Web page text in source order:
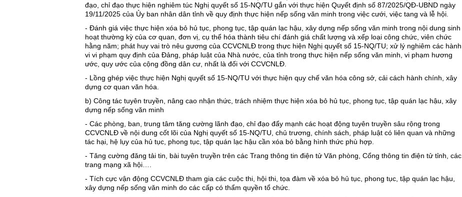
đạo, chỉ đạo thực hiện nghiêm túc Nghị quyết số 15-NQ/TU gắn với thực hiện Quyết định số 87/2025/QĐ-UBND ngày
19/11/2025 của Ủy ban nhân dân tỉnh về quy định thực hiện nếp sống văn minh trong việc cưới, việc tang và lễ hội.
- Đánh giá việc thực hiện xóa bỏ hủ tục, phong tục, tập quán lạc hậu, xây dựng nếp sống văn minh trong nội dung sinh
hoạt thường kỳ của cơ quan, đơn vị, cụ thể hóa thành tiêu chí đánh giá chất lượng và xếp loại công chức, viên chức
hằng năm; phát huy vai trò nêu gương của CCVCNLĐ trong thực hiện Nghị quyết số 15-NQ/TU; xử lý nghiêm các hành
vi vi phạm quy định của Đảng, pháp luật của Nhà nước, của tỉnh trong thực hiện nếp sống văn minh, vi phạm hương
ước, quy ước của cộng đồng dân cư, nhất là đối với CCVCNLĐ.
- Lồng ghép việc thực hiện Nghị quyết số 15-NQ/TU với thực hiện quy chế văn hóa công sở, cải cách hành chính, xây
dựng cơ quan văn hóa.
b) Công tác tuyên truyền, nâng cao nhận thức, trách nhiệm thực hiện xóa bỏ hủ tục, phong tục, tập quán lạc hậu, xây
dựng nếp sống văn minh
- Các phòng, ban, trung tâm tăng cường lãnh đạo, chỉ đạo đẩy mạnh các hoạt động tuyên truyền sâu rộng trong
CCVCNLĐ về nội dung cốt lõi của Nghị quyết số 15-NQ/TU, chủ trương, chính sách, pháp luật có liên quan và những
tác hại, hệ lụy của hủ tục, phong tục, tập quán lạc hậu cần xóa bỏ bằng hình thức phù hợp.
- Tăng cường đăng tải tin, bài tuyên truyền trên các Trang thông tin điện tử Văn phòng, Cổng thông tin điện tử tỉnh, các
trang mạng xã hội….
- Tích cực vận động CCVCNLĐ tham gia các cuộc thi, hội thi, tọa đàm về xóa bỏ hủ tục, phong tục, tập quán lạc hậu,
xây dựng nếp sống văn minh do các cấp có thẩm quyền tổ chức.